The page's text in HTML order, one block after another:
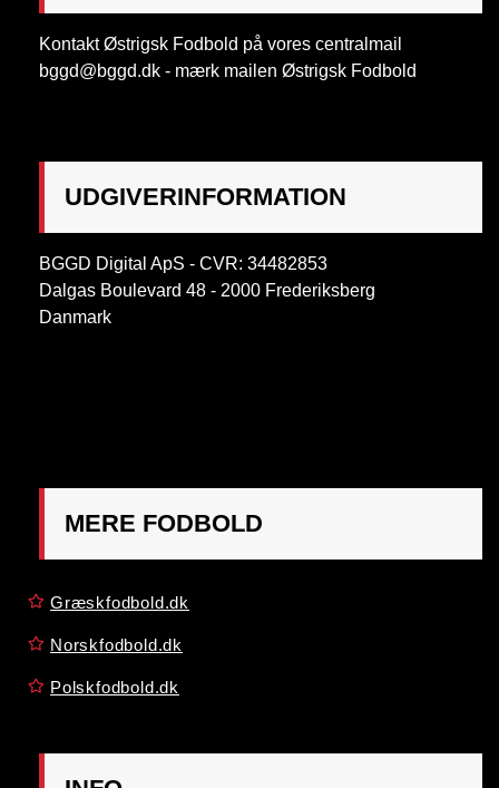
Kontakt Østrigsk Fodbold på vores centralmail
bggd@bggd.dk - mærk mailen Østrigsk Fodbold
UDGIVERINFORMATION
BGGD Digital ApS - CVR: 34482853
Dalgas Boulevard 48 - 2000 Frederiksberg
Danmark
MERE FODBOLD
Græskfodbold.dk
Norskfodbold.dk
Polskfodbold.dk